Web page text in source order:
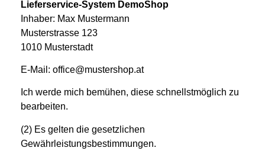
Lieferservice-System DemoShop
Inhaber: Max Mustermann
Musterstrasse 123
1010 Musterstadt
E-Mail: office@mustershop.at
Ich werde mich bemühen, diese schnellstmöglich zu
bearbeiten.
(2) Es gelten die gesetzlichen
Gewährleistungsbestimmungen.